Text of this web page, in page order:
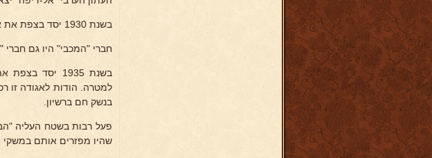
בשנת 1930 יסד בצפת את אגודת "המכבי" ועמד בראשה משך שנים.
חברי "המכבי" היו גם חברי
למטרה. הודות לאגודה זו
בנשק חם ברשיון.
פעל רבות בשטח העליה
שהיו מפזרים אותם במשקי